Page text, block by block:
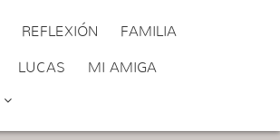
REFLEXIÓN FAMILIA
LUCAS MI AMIGA